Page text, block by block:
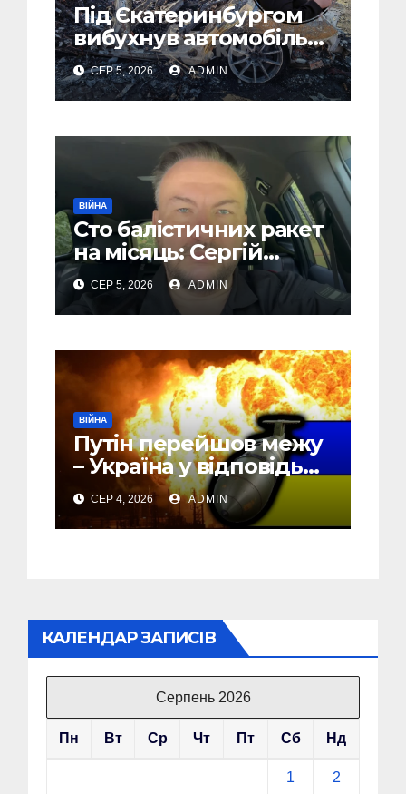
Під Єкатеринбургом
вибухнув автомобіль
голови компанії-
виробника дронів
“Упир” – перші
СЕР 5, 2026 ADMIN
ВІЙНА
Сто балістичних ракет
на місяць: Сергій
“Флеш” закликав
українців готуватися
до гіршого
СЕР 5, 2026 ADMIN
ВІЙНА
Путін перейшов межу
– Україна у відповідь
почала бомбити новий
об’єкт на Росії
СЕР 4, 2026 ADMIN
КАЛЕНДАР ЗАПИСІВ
Серпень 2026
Пн Вт Ср Чт Пт Сб Нд
1 2